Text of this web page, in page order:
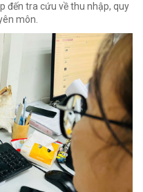
đến tra cứu về thu nhập, quy
môn.